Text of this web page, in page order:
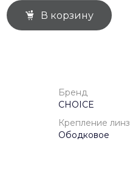
В корзину
Бренд
CHOICE
Крепление линз
Ободковое